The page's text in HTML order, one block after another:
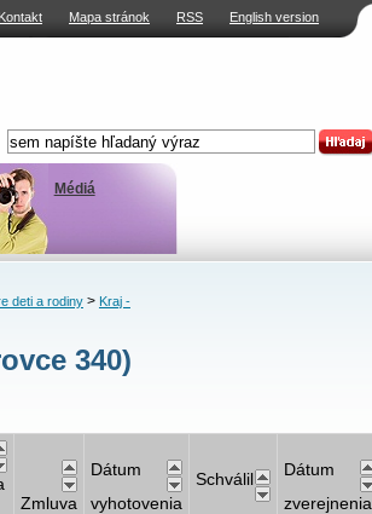
Kontakt Mapa stránok RSS English version
Médiá
deti a rodiny> Kraj -
340)
Zmluva
Dátum
vyhotovenia
Schválil
Dátum
zverejnenia